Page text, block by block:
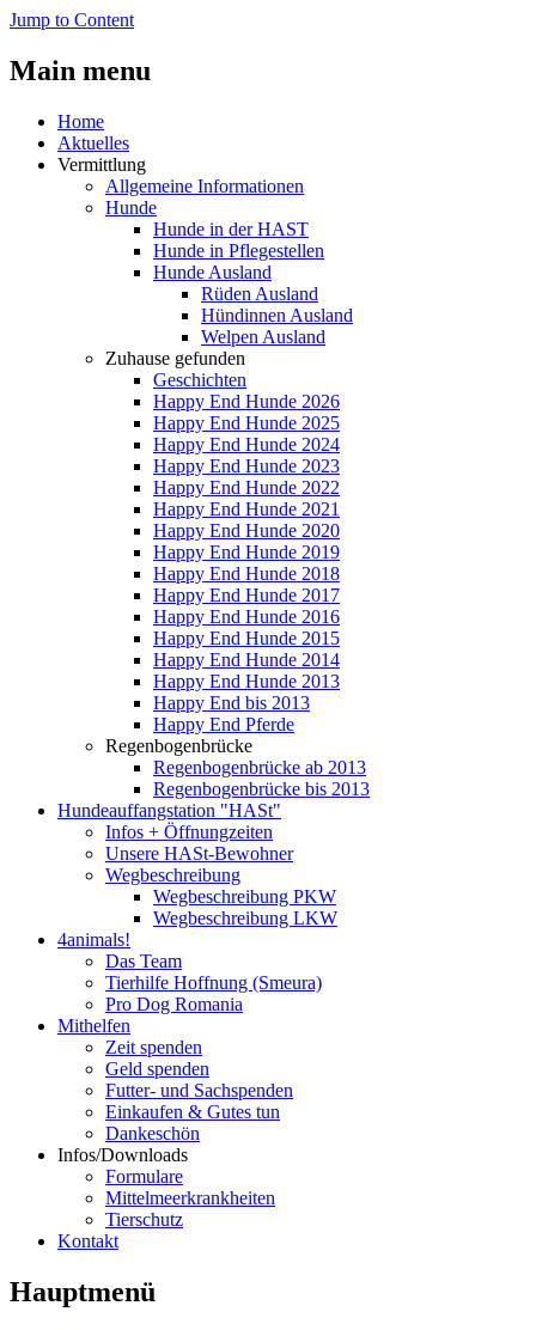
Jump to Content
Main menu
Home
Aktuelles
Vermittlung
Allgemeine Informationen
Hunde
Hunde in der HAST
Hunde in Pflegestellen
Hunde Ausland
Rüden Ausland
Hündinnen Ausland
Welpen Ausland
Zuhause gefunden
Geschichten
Happy End Hunde 2026
Happy End Hunde 2025
Happy End Hunde 2024
Happy End Hunde 2023
Happy End Hunde 2022
Happy End Hunde 2021
Happy End Hunde 2020
Happy End Hunde 2019
Happy End Hunde 2018
Happy End Hunde 2017
Happy End Hunde 2016
Happy End Hunde 2015
Happy End Hunde 2014
Happy End Hunde 2013
Happy End bis 2013
Happy End Pferde
Regenbogenbrücke
Regenbogenbrücke ab 2013
Regenbogenbrücke bis 2013
Hundeauffangstation "HASt"
Infos + Öffnungzeiten
Unsere HASt-Bewohner
Wegbeschreibung
Wegbeschreibung PKW
Wegbeschreibung LKW
4animals!
Das Team
Tierhilfe Hoffnung (Smeura)
Pro Dog Romania
Mithelfen
Zeit spenden
Geld spenden
Futter- und Sachspenden
Einkaufen & Gutes tun
Dankeschön
Infos/Downloads
Formulare
Mittelmeerkrankheiten
Tierschutz
Kontakt
Hauptmenü